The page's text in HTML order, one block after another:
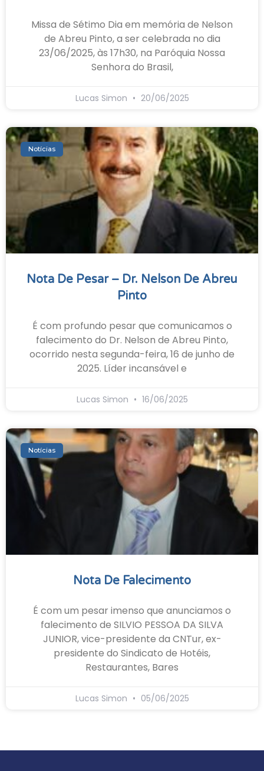
Missa de Sétimo Dia em memória de Nelson
de Abreu Pinto, a ser celebrada no dia
23/06/2025, às 17h30, na Paróquia Nossa
Senhora do Brasil,
Lucas Simon 20/06/2025
Notícias
Nota De Pesar – Dr. Nelson De Abreu
Pinto
É com profundo pesar que comunicamos o
falecimento do Dr. Nelson de Abreu Pinto,
ocorrido nesta segunda-feira, 16 de junho de
2025. Líder incansável e
Lucas Simon 16/06/2025
Notícias
Nota De Falecimento
É com um pesar imenso que anunciamos o
falecimento de SILVIO PESSOA DA SILVA
JUNIOR, vice-presidente da CNTur, ex-
presidente do Sindicato de Hotéis,
Restaurantes, Bares
Lucas Simon 05/06/2025